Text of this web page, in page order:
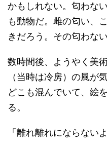
かもしれない。匂わな
も動物だ。雌の匂い、
きだろう。その匂わな
数時間後、ようやく美
（当時は冷房）の風が
どこも混んでいて、絵
る。
「離れ離れにならない